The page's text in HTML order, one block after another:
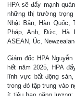
HPA sẽ đẩy mạnh
những thị trường
Nhật Bản, Hàn Quốc,
Pháp, Anh, Đức, Hà
ASEAN, Úc,
Giám đốc HPA
hết năm 2025, HPA
lĩnh vực bất động
trong đó tập trung vào